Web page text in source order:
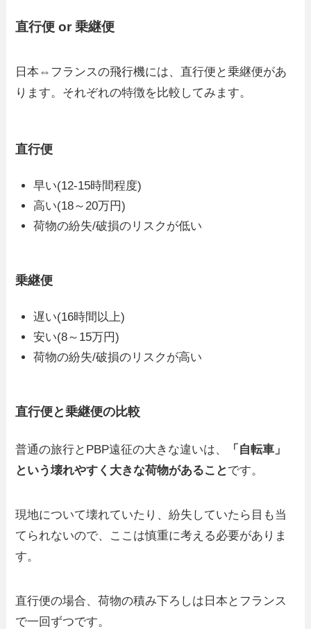
直行便 or 乗継便
日本⇔フランスの飛行機には、直行便と乗継便があ
ります。それぞれの特徴を比較してみます。
直行便
早い(12-15時間程度)
高い(18～20万円)
荷物の紛失/破損のリスクが低い
乗継便
遅い(16時間以上)
安い(8～15万円)
荷物の紛失/破損のリスクが高い
直行便と乗継便の比較
普通の旅行とPBP遠征の大きな違いは、
「自転車」
という壊れやすく大きな荷物があること です。
現地について壊れていたり、紛失していたら目も当
てられないので、ここは慎重に考える必要がありま
す。
直行便の場合、荷物の積み下ろしは日本とフランス
で一回ずつです。